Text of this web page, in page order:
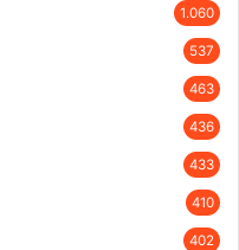
1.060
537
463
436
433
410
402